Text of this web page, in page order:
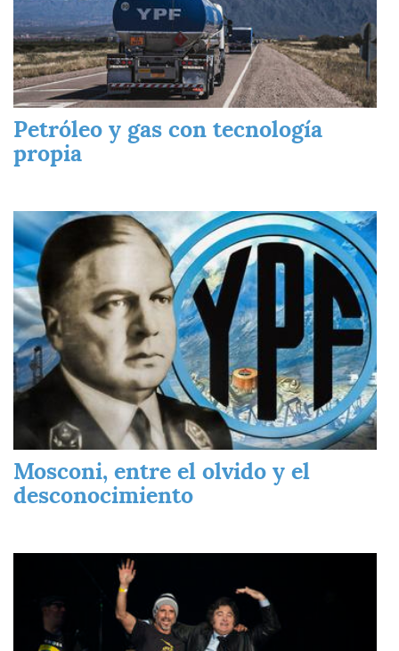
Petróleo y gas con tecnología
propia
Imagen
Mosconi, entre el olvido y el
desconocimiento